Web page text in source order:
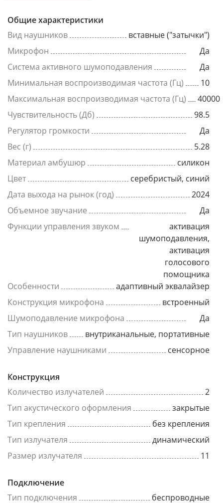
Общие характеристики
Вид наушников
вставные ("затычки")
Микрофон
Да
Система активного шумоподавления
Да
Минимальная воспроизводимая частота (Гц)
10
Максимальная воспроизводимая частота (Гц)
40000
Чувствительность (Дб)
98.5
Регулятор громкости
Да
Вес (г)
5.28
Материал амбушюр
силикон
Цвет
серебристый, синий
Дата выхода на рынок (год)
2024
Объемное звучание
Да
Функции управления звуком
активация
шумоподавления,
активация
голосового
помощника
Особенности
адаптивный эквалайзер
Конструкция микрофона
встроенный
Шумоподавление микрофона
Да
Тип наушников
внутриканальные, портативные
Управление наушниками
сенсорное
Конструкция
Количество излучателей
2
Тип акустического оформления
закрытые
Тип крепления
без крепления
Тип излучателя
динамический
Размер излучателя
11
Подключение
Тип подключения
беспроводные